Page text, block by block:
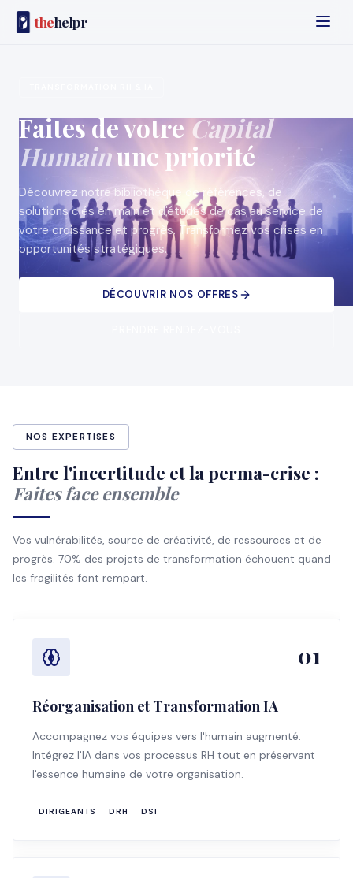
thehelpr
Faites de votreCapital
Humainune priorité
Découvrez notre bibliothèque de références, de
solutions clés en main et d'études de cas au service de
votre croissance et progrès. Transformez vos crises en
opportunités stratégiques.
DÉCOUVRIR NOS OFFRES
NOS EXPERTISES
Entre l'incertitude et la perma-crise :
Faites face ensemble
Vos vulnérabilités, source de créativité, de ressources et de
progrès. 70% des projets de transformation échouent quand
les fragilités font rempart.
01
Réorganisation et Transformation IA
Accompagnez vos équipes vers l'humain augmenté.
Intégrez l'IA dans vos processus RH tout en préservant
l'essence humaine de votre organisation.
DIRIGEANTS DRH DSI